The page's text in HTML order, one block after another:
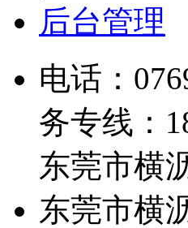
后台管理
电话：
务专线：
东莞市横
东莞市横